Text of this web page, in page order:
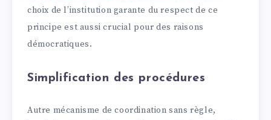
choix de l’institution garante du respect de ce
principe est aussi crucial pour des raisons
démocratiques.
Simplification des procédures
Autre mécanisme de coordination sans règle,